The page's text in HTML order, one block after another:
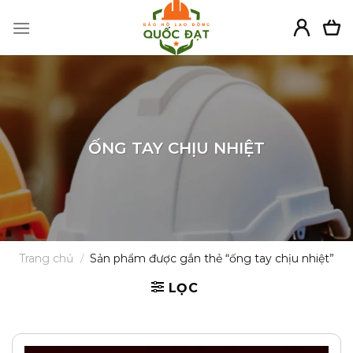
ỐNG TAY CHỊU NHIỆT
Trang chủ / Sản phẩm được gắn thẻ “ống tay chịu nhiệt”
LỌC